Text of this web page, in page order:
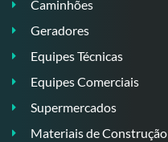
Caminhões
Geradores
Equipes Técnicas
Equipes Comerciais
Supermercados
Materiais de Construção